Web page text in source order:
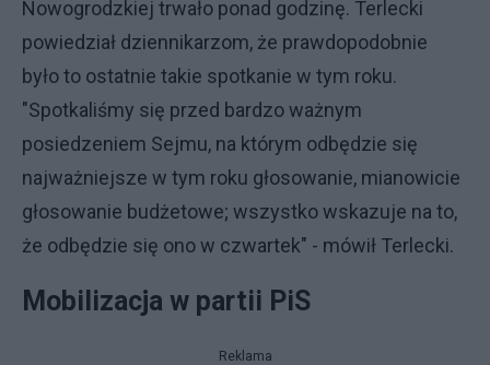
Nowogrodzkiej trwało ponad godzinę. Terlecki
powiedział dziennikarzom, że prawdopodobnie
było to ostatnie takie spotkanie w tym roku.
"Spotkaliśmy się przed bardzo ważnym
posiedzeniem Sejmu, na którym odbędzie się
najważniejsze w tym roku głosowanie, mianowicie
głosowanie budżetowe; wszystko wskazuje na to,
że odbędzie się ono w czwartek" - mówił Terlecki.
Mobilizacja w partii PiS
Reklama